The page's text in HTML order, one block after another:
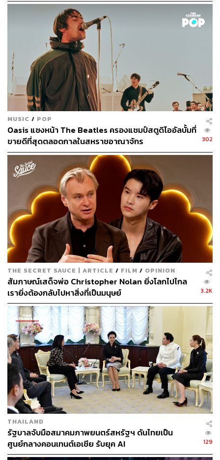
MUSIC / POP
Oasis แซงหน้า The Beatles ครองแชมป์สตูดิโออัลบั้มที่
ขายดีที่สุดตลอดกาลในสหราชอาณาจักร
302
THE SECRET SAUCE | ARTICLE / FILM / OPINION
สัมภาษณ์เสด็จพ่อ Christopher Nolan ยิ่งโลกไปไกล
เรายิ่งต้องกลับไปหาสิ่งที่เป็นมนุษย์
3.2K
THAILAND
รัฐบาลจับมือสมาคมภาพยนตร์สหรัฐฯ ดันไทยเป็น
ศูนย์กลางคอนเทนต์เอเชีย รับยุค AI
129